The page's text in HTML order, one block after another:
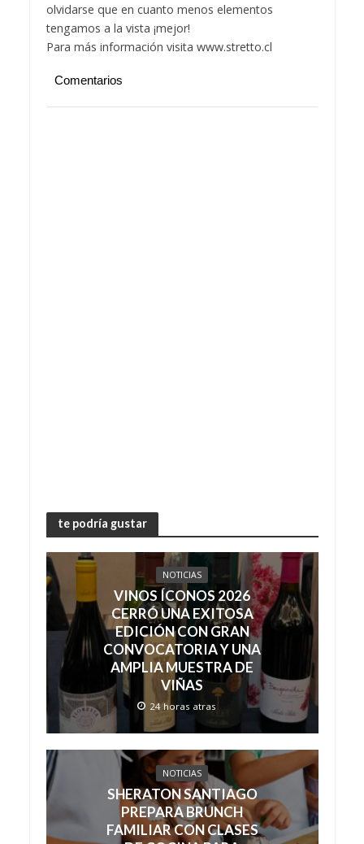
olvidarse que en cuanto menos elementos
tengamos a la vista ¡mejor!
Para más información visita www.stretto.cl
Comentarios
te podría gustar
NOTICIAS
VINOS ÍCONOS 2026
CERRÓ UNA EXITOSA
EDICIÓN CON GRAN
CONVOCATORIA Y UNA
AMPLIA MUESTRA DE
VIÑAS
24 horas atras
NOTICIAS
SHERATON SANTIAGO
PREPARA BRUNCH
FAMILIAR CON CLASES